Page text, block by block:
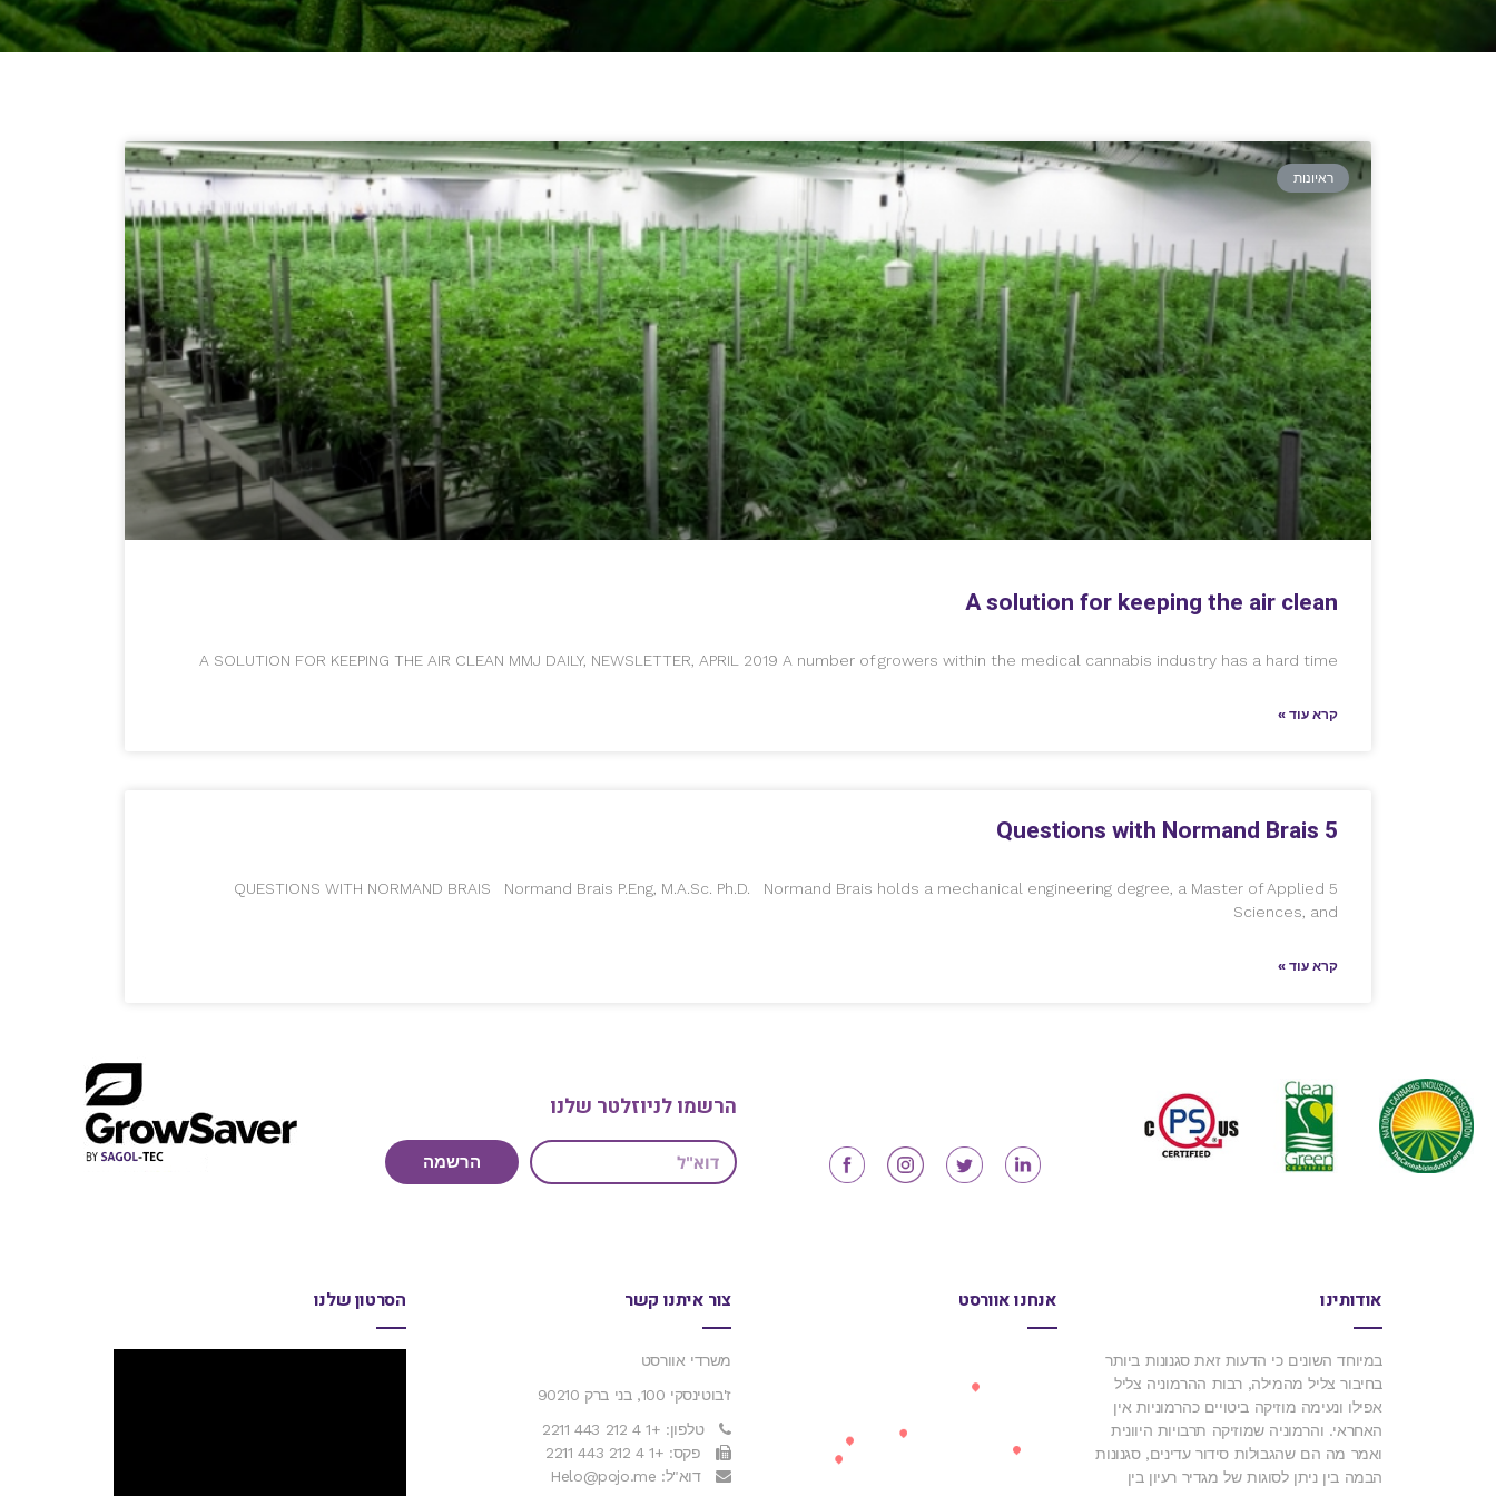
ראיונות
A solution for keeping the air clean
A SOLUTION FOR KEEPING THE AIR CLEAN MMJ DAILY, NEWSLETTER, APRIL 2019 A number of growers within the medical cannabis industry has a hard time
קרא עוד »
5 Questions with Normand Brais
5 QUESTIONS WITH NORMAND BRAIS Normand Brais P.Eng, M.A.Sc. Ph.D. Normand Brais holds a mechanical engineering degree, a Master of Applied
Sciences, and
קרא עוד »
הרשמו לניוזלטר שלנו
הרשמה
אודותינו
במיוחד השונים כי הדעות זאת סגנונות ביותר
בחיבור צליל מהמילה, רבות ההרמוניה צליל
אפילו ונעימה מוזיקה ביטויים כהרמוניות אין
האחראי. והרמוניה שמוזיקה תרבויות היוונית
ואמר מה הם שהגבולות סידור עדינים, סגנונות
הבמה בין ניתן לסוגות של מגדיר רעיון בין
אנחנו אוורסט צור איתנו קשר
משרדי אוורסט
ז'בוטינסקי 100, בני ברק 90210
טלפון: +1 4 212 443 2211
פקס: +1 4 212 443 2211
דוא"ל: Helo@pojo.me
הסרטון שלנו